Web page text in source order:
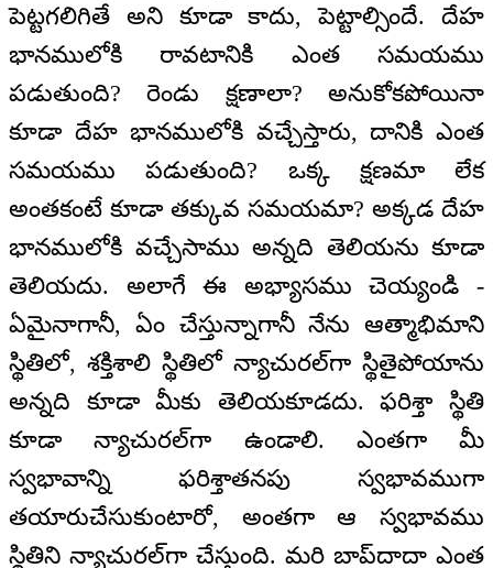
పెట్టగలిగితే అని కూడా కాదు, పెట్టాల్సిందే. దేహ
భానములోకి రావటానికి ఎంత సమయము
పడుతుంది? రెండు క్షణాలా? అనుకోకపోయినా
కూడా దేహ భానములోకి వచ్చేస్తారు, దానికి ఎంత
సమయము పడుతుంది? ఒక్క క్షణమా లేక
అంతకంటే కూడా తక్కువ సమయమా? అక్కడ దేహ
భానములోకి వచ్చేసాము అన్నది తెలియను కూడా
తెలియదు. అలాగే ఈ అభ్యాసము చెయ్యండి -
ఏమైనాగానీ, ఏం చేస్తున్నాగానీ నేను ఆత్మాభిమాని
స్థితిలో, శక్తిశాలి స్థితిలో న్యాచురల్‌గా స్థితైపోయాను
అన్నది కూడా మీకు తెలియకూడదు. ఫరిశ్తా స్థితి
కూడా న్యాచురల్‌గా ఉండాలి. ఎంతగా మీ
స్వభావాన్ని ఫరిశ్తాతనపు స్వభావముగా
తయారుచేసుకుంటారో, అంతగా ఆ స్వభావము
స్థితిని న్యాచురల్‌గా చేస్తుంది. మరి బాప్‌దాదా ఎంత